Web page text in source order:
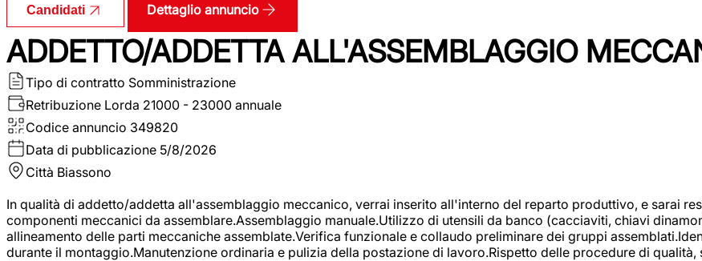
Candidati Dettaglio annuncio
ADDETTO/ADDETTA ALL'ASSEMBLAGGIO
Tipo di contratto Somministrazione
Retribuzione Lorda 21000 - 23000 annuale
Codice annuncio 349820
Data di pubblicazione 5/8/2026
Città Biassono
In qualità di addetto/addetta all'assemblaggio meccanico, verrai inserito all'interno del reparto produttivo, e sarai
componenti meccanici da assemblare.Assemblaggio manuale.Utilizzo di utensili da banco (cacciaviti, chiavi
allineamento delle parti meccaniche assemblate.Verifica funzionale e collaudo preliminare dei gruppi
durante il montaggio.Manutenzione ordinaria e pulizia della postazione di lavoro.Rispetto delle procedure di